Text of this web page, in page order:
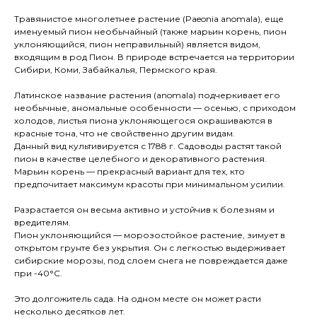
Травянистое многолетнее растение (Paeonia anomala), еще
именуемый пион необычайный (также марьин корень, пион
уклоняющийся, пион неправильный) является видом,
входящим в род Пион. В природе встречается на территории
Сибири, Коми, Забайкалья, Пермского края.
Латинское название растения (anomala) подчеркивает его
необычные, аномальные особенности — осенью, с приходом
холодов, листья пиона уклоняющегося окрашиваются в
красные тона, что не свойственно другим видам.
Данный вид культивируется с 1788 г. Садоводы растят такой
пион в качестве целебного и декоративного растения.
Марьин корень — прекрасный вариант для тех, кто
предпочитает максимум красоты при минимальном усилии.
Разрастается он весьма активно и устойчив к болезням и
вредителям.
Пион уклоняющийся — морозостойкое растение, зимует в
открытом грунте без укрытия. Он с легкостью выдерживает
сибирские морозы, под слоем снега не повреждается даже
при -40°С.
Это долгожитель сада. На одном месте он может расти
несколько десятков лет.